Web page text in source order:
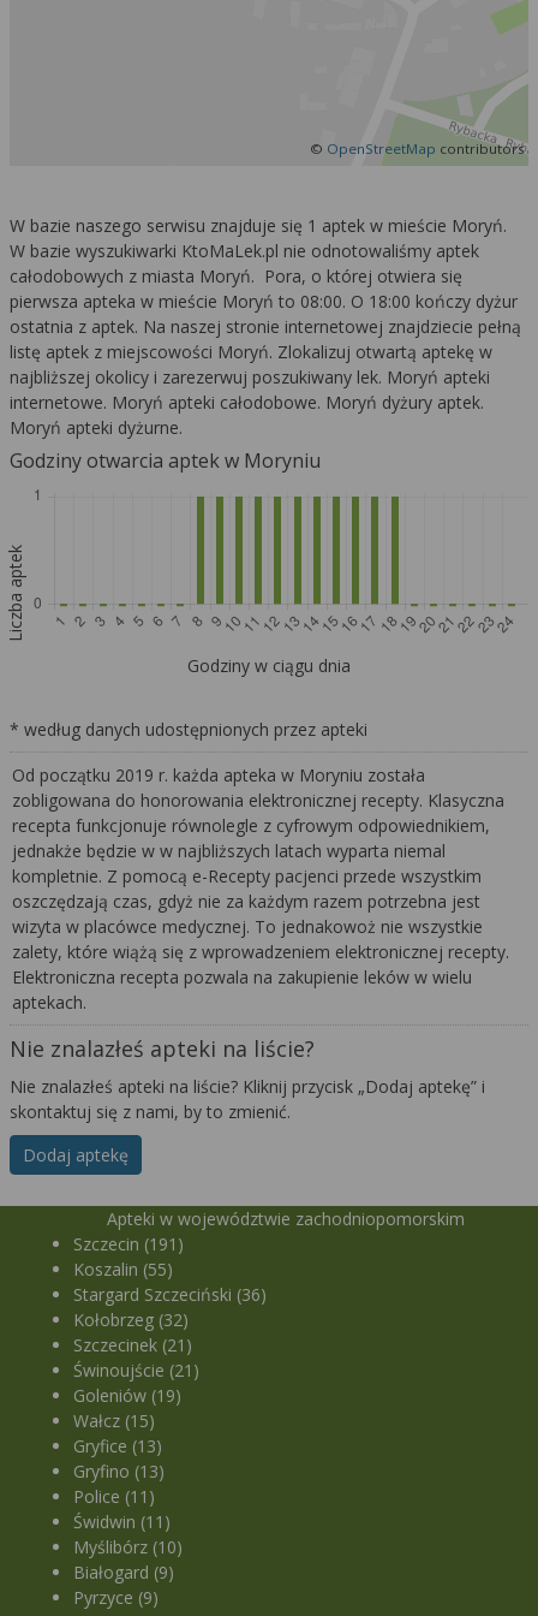
© OpenStreetMap contributors
W bazie naszego serwisu znajduje się 1 aptek w mieście Moryń.
W bazie wyszukiwarki KtoMaLek.pl nie odnotowaliśmy aptek
całodobowych z miasta Moryń. Pora, o której otwiera się
pierwsza apteka w mieście Moryń to 08:00. O 18:00 kończy dyżur
ostatnia z aptek. Na naszej stronie internetowej znajdziecie pełną
listę aptek z miejscowości Moryń. Zlokalizuj otwartą aptekę w
najbliższej okolicy i zarezerwuj poszukiwany lek. Moryń apteki
internetowe. Moryń apteki całodobowe. Moryń dyżury aptek.
Moryń apteki dyżurne.
Godziny otwarcia aptek w Moryniu
Liczba aptek
Godziny w ciągu dnia
* według danych udostępnionych przez apteki
Od początku 2019 r. każda apteka w Moryniu została
zobligowana do honorowania elektronicznej recepty. Klasyczna
recepta funkcjonuje równolegle z cyfrowym odpowiednikiem,
jednakże będzie w w najbliższych latach wyparta niemal
kompletnie. Z pomocą e-Recepty pacjenci przede wszystkim
oszczędzają czas, gdyż nie za każdym razem potrzebna jest
wizyta w placówce medycznej. To jednakowoż nie wszystkie
zalety, które wiążą się z wprowadzeniem elektronicznej recepty.
Elektroniczna recepta pozwala na zakupienie leków w wielu
aptekach.
Nie znalazłeś apteki na liście?
Nie znalazłeś apteki na liście? Kliknij przycisk „Dodaj aptekę” i
skontaktuj się z nami, by to zmienić.
Dodaj aptekę
Apteki w województwie zachodniopomorskim
Szczecin (191)
Koszalin (55)
Stargard Szczeciński (36)
Kołobrzeg (32)
Szczecinek (21)
Świnoujście (21)
Goleniów (19)
Wałcz (15)
Gryfice (13)
Gryfino (13)
Police (11)
Świdwin (11)
Myślibórz (10)
Białogard (9)
Pyrzyce (9)